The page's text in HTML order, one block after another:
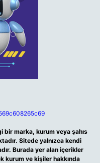
bir marka, kurum veya şahıs
Sitede yalnızca kendi
Burada yer alan içerikler
kurum ve kişiler hakkında